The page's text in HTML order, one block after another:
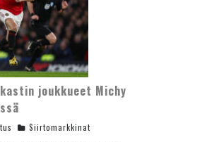
joukkueet Michy
Siirtomarkkinat